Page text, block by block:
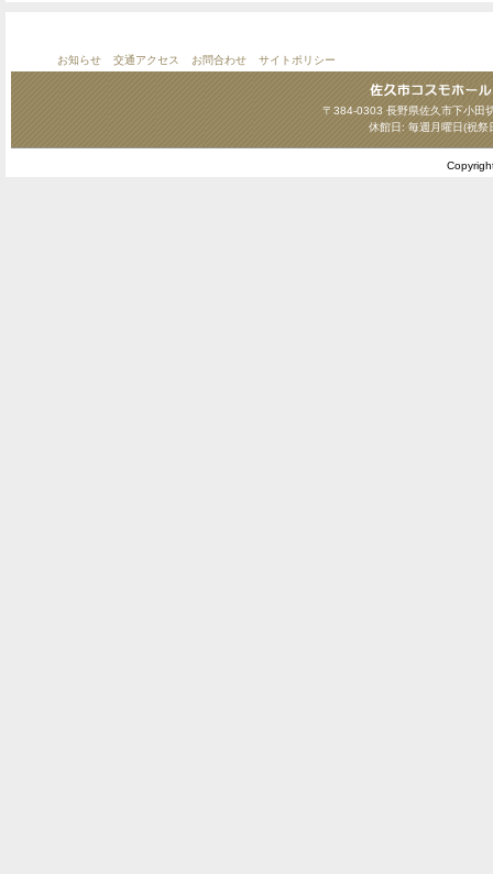
お知らせ 交通アクセス お問合わせ サイトポリシー
〒384-0303 長野県佐久市下小
休館日: 毎週月曜日(祝